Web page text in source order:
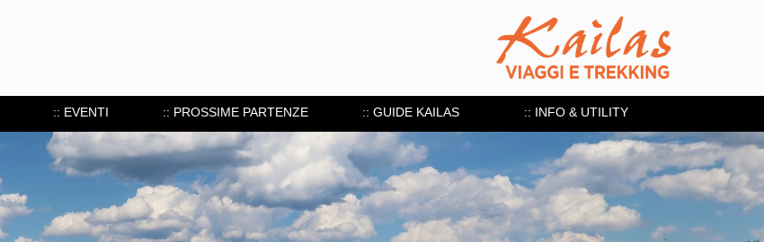
:: EVENTI :: PROSSIME PARTENZE :: GUIDE KAILAS :: INFO & UTILITY